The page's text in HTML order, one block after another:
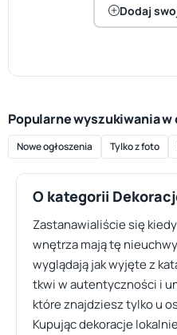
Dodaj
Popularne wyszukiwania
Nowe ogłoszenia Tylko z foto
O kategorii
Zastanawialiście się
wnętrza mają tę
wyglądają jak wyjęte z
tkwi w autentyczności i
które znajdziesz tylko u
Kupując dekoracje